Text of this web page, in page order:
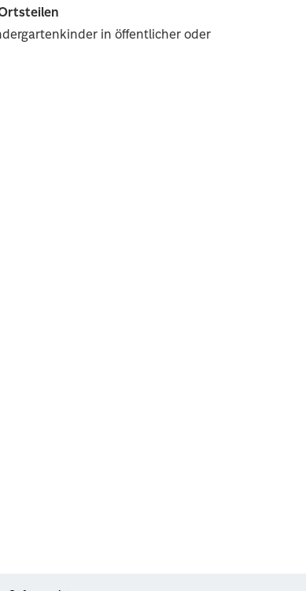
in öffentlicher oder